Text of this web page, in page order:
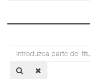
Introduzca
parte
del